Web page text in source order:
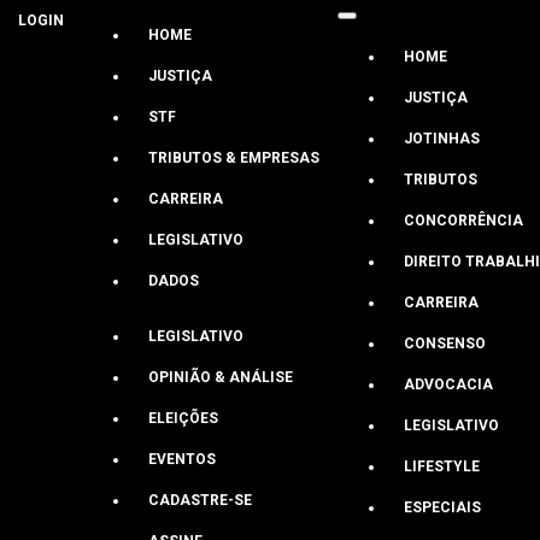
LOGIN
HOME
JUSTIÇA
STF
TRIBUTOS & EMPRESAS
CARREIRA
LEGISLATIVO
DADOS
LEGISLATIVO
OPINIÃO & ANÁLISE
ELEIÇÕES
EVENTOS
CADASTRE-SE
HOME
JUSTIÇA
JOTINHAS
TRIBUTOS
CONCORRÊNCIA
DIREITO
CARREIRA
CONSENSO
ADVOCACIA
LEGISLATIVO
LIFESTYLE
ESPECIAIS
Porto Alegre
Luísa Carvalho
Crítica ao STF mobiliza estratégia de
Propostas variam em abrangência e tom, indo de novas normas
Tributos
Fernanda Valente